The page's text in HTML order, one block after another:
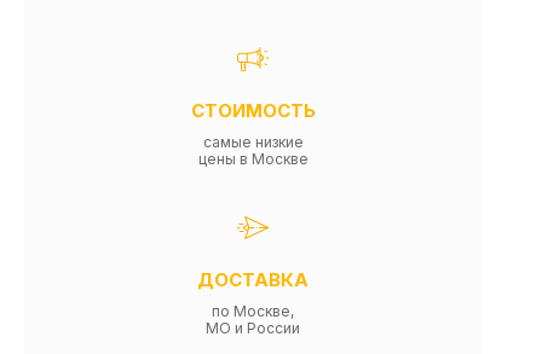
СТОИМОСТЬ
самые низкие
цены в Москве
ДОСТАВКА
по Москве,
МО и России